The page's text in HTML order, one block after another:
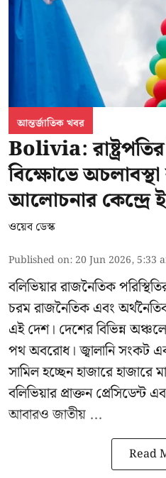
আন্তর্জাতিক খবর
Bolivia:
বিক্ষোভে
আলোচনার কেন্দ্রে
ওয়েব ডেস্ক
Published on: 20 Jun 2026, 5:33
বলিভিয়ার রাজনৈতিক
চরম রাজনৈতিক এবং
এই দেশ। দেশের বিভিন্ন
পথ অবরোধ। জ্বালানি সংকট
সামিল হচ্ছেন হাজারে হাজারে
বলিভিয়ার প্রাক্তন প্রেসিডেন্ট
আবারও জাতীয় ...
Read